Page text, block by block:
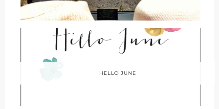
HELLO JUNE